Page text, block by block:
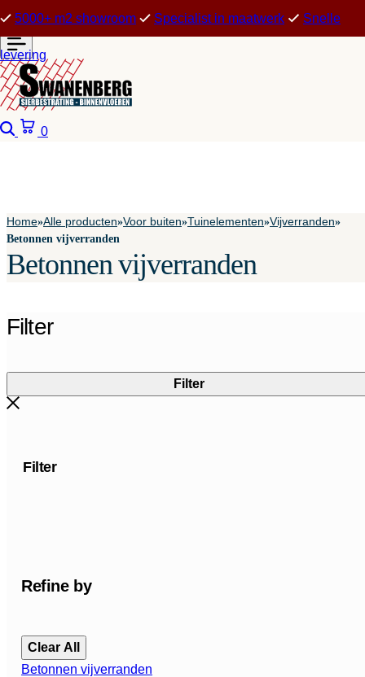
5000+ m2 showroom Specialist in maatwerk Snelle
levering
Zoeken
0
Home»Alle producten»Voor buiten»Tuinelementen»Vijverranden»
Betonnen vijverranden
Betonnen vijverranden
Filter
Filter
Filter
Refine by
Clear All
Betonnen vijverranden